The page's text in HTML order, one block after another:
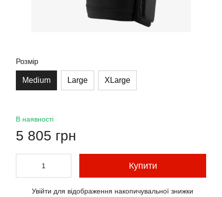
Розмір
Medium Large XLarge
В наявності
5 805 грн
Купити
Увійти для відображення накопичувальної знижки